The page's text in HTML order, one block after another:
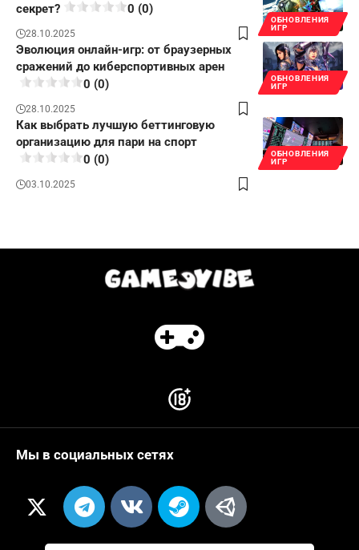
ОБНОВЛЕНИЯ
ИГР
секрет?
0 (0)
28.10.2025
ОБНОВЛЕНИЯ
ИГР
Эволюция онлайн-игр: от браузерных
сражений до киберспортивных арен
0 (0)
28.10.2025
ОБНОВЛЕНИЯ
ИГР
Как выбрать лучшую беттинговую
организацию для пари на спорт
0 (0)
03.10.2025
Мы в социальных сетях